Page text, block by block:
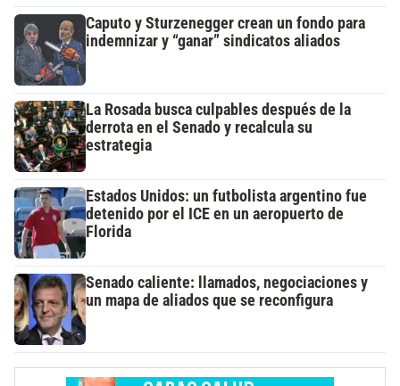
Caputo y Sturzenegger crean un fondo para
indemnizar y “ganar” sindicatos aliados
La Rosada busca culpables después de la
derrota en el Senado y recalcula su
estrategia
Estados Unidos: un futbolista argentino fue
detenido por el ICE en un aeropuerto de
Florida
Senado caliente: llamados, negociaciones y
un mapa de aliados que se reconfigura